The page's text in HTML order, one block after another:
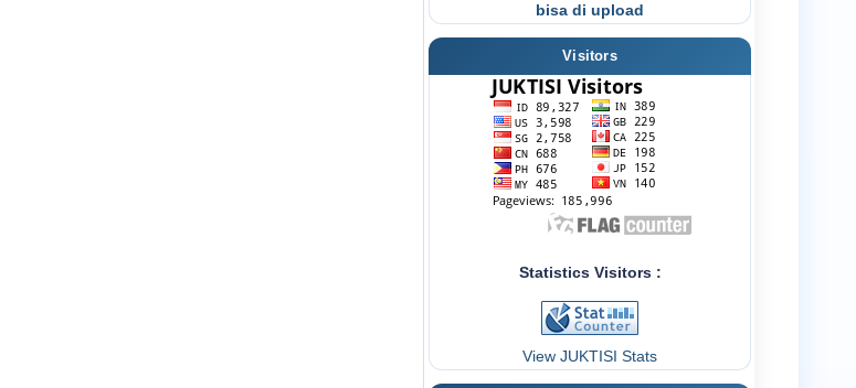
bisa di upload
Visitors
Statistics Visitors :
View JUKTISI Stats